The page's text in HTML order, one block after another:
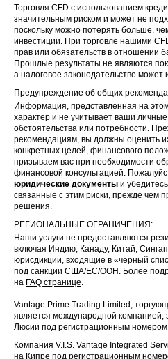
Торговля CFD с использованием
значительным риском и может не
поскольку можно потерять больше,
инвестиции. При торговле нашими
прав или обязательств в отношении
Прошлые результаты не являются
а налоговое законодательство может
Предупреждение об общих
Информация, представленная на
характер и не учитывает ваши
обстоятельства или потребности.
рекомендациям, вы должны оценить
конкретных целей, финансового
призываем вас при необходимости
финансовой консультацией.
юридические документы и
связанные с этим риски, прежде чем
решения.
РЕГИОНАЛЬНЫЕ ОГРАНИЧЕНИЯ:
Наши услуги не предоставляются
включая Индию, Канаду, Китай,
юрисдикции, входящие в «чёрный
под санкции США/ЕС/ООН. Более
на FAQ странице.
Vantage Prime Trading Limited,
является международной компанией,
Люсии под регистрационным
Компания V.I.S. Vantage Integrated
на Кипре под регистрационным